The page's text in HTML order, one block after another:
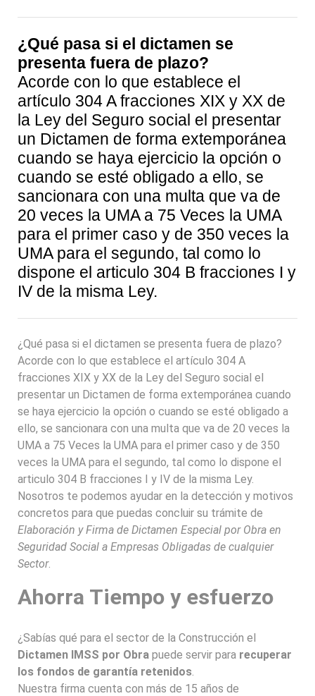
¿Qué pasa si el dictamen se
presenta fuera de plazo?
Acorde con lo que establece el
artículo 304 A fracciones XIX y XX de
la Ley del Seguro social el presentar
un Dictamen de forma extemporánea
cuando se haya ejercicio la opción o
cuando se esté obligado a ello, se
sancionara con una multa que va de
20 veces la UMA a 75 Veces la UMA
para el primer caso y de 350 veces la
UMA para el segundo, tal como lo
dispone el articulo 304 B fracciones I y
IV de la misma Ley.
¿Qué pasa si el dictamen se presenta fuera de plazo?
Acorde con lo que establece el artículo 304 A
fracciones XIX y XX de la Ley del Seguro social el
presentar un Dictamen de forma extemporánea cuando
se haya ejercicio la opción o cuando se esté obligado a
ello, se sancionara con una multa que va de 20 veces la
UMA a 75 Veces la UMA para el primer caso y de 350
veces la UMA para el segundo, tal como lo dispone el
articulo 304 B fracciones I y IV de la misma Ley.
Nosotros te podemos ayudar en la detección y motivos
concretos para que puedas concluir su trámite de
Elaboración y Firma de Dictamen Especial por Obra en
Seguridad Social a Empresas Obligadas de cualquier
Sector.
Ahorra Tiempo y esfuerzo
¿Sabías qué para el sector de la Construcción el
Dictamen IMSS por Obra puede servir para recuperar
los fondos de garantía retenidos
Nuestra firma cuenta con más de 15 años de